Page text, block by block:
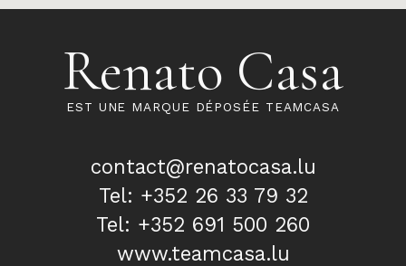
Renato Casa
EST UNE MARQUE DÉPOSÉE TEAMCASA
contact@renatocasa.lu
Tel: +352 26 33 79 32
Tel: +352 691 500 260
www.teamcasa.lu